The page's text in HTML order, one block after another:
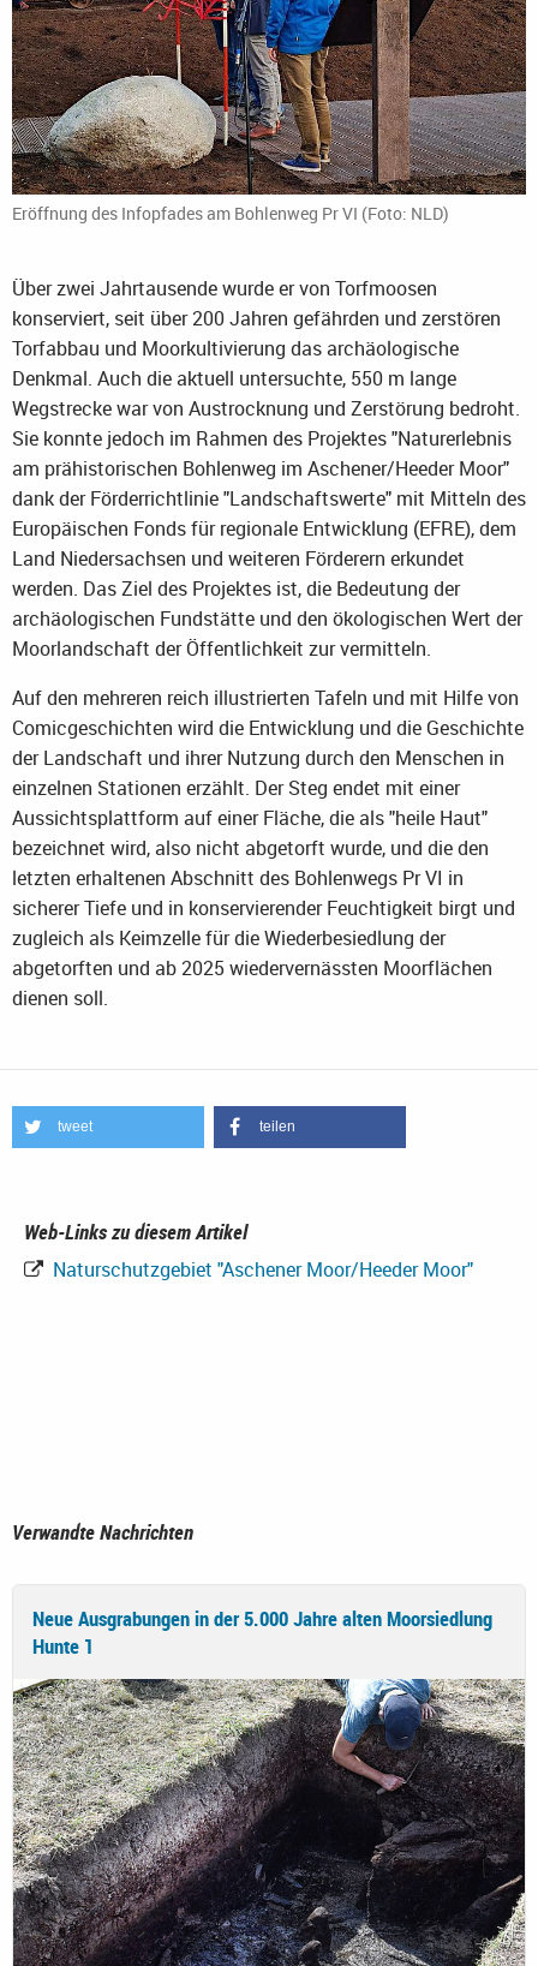
Eröffnung des Infopfades am Bohlenweg Pr VI (Foto: NLD)
Über zwei Jahrtausende wurde er von Torfmoosen
konserviert, seit über 200 Jahren gefährden und zerstören
Torfabbau und Moorkultivierung das archäologische
Denkmal. Auch die aktuell untersuchte, 550 m lange
Wegstrecke war von Austrocknung und Zerstörung bedroht.
Sie konnte jedoch im Rahmen des Projektes "Naturerlebnis
am prähistorischen Bohlenweg im Aschener/Heeder Moor"
dank der Förderrichtlinie "Landschaftswerte" mit Mitteln des
Europäischen Fonds für regionale Entwicklung (EFRE), dem
Land Niedersachsen und weiteren Förderern erkundet
werden. Das Ziel des Projektes ist, die Bedeutung der
archäologischen Fundstätte und den ökologischen Wert der
Moorlandschaft der Öffentlichkeit zur vermitteln.
Auf den mehreren reich illustrierten Tafeln und mit Hilfe von
Comicgeschichten wird die Entwicklung und die Geschichte
der Landschaft und ihrer Nutzung durch den Menschen in
einzelnen Stationen erzählt. Der Steg endet mit einer
Aussichtsplattform auf einer Fläche, die als "heile Haut"
bezeichnet wird, also nicht abgetorft wurde, und die den
letzten erhaltenen Abschnitt des Bohlenwegs Pr VI in
sicherer Tiefe und in konservierender Feuchtigkeit birgt und
zugleich als Keimzelle für die Wiederbesiedlung der
abgetorften und ab 2025 wiedervernässten Moorflächen
dienen soll.
tweet teilen
Web-Links zu diesem Artikel
Naturschutzgebiet "Aschener Moor/Heeder Moor"
Verwandte Nachrichten
Neue Ausgrabungen in der 5.000 Jahre alten Moorsiedlung
Hunte 1